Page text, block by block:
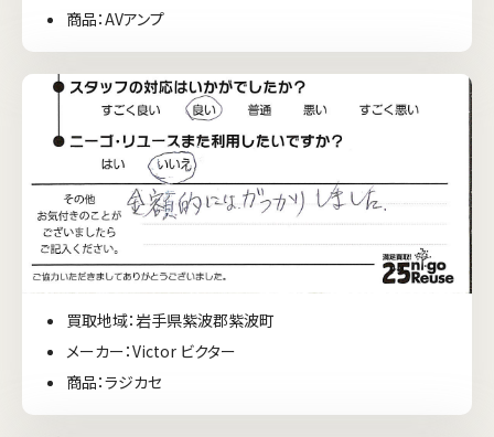
商品：AVアンプ
買取地域：岩手県紫波郡紫波町
メーカー：Victor ビクター
商品：ラジカセ